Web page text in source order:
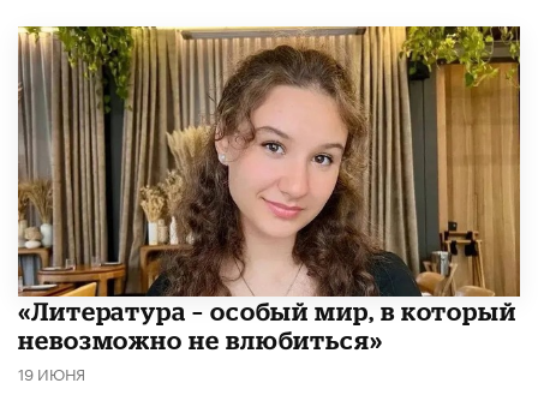
​«Литература – особый мир, в который
невозможно не влюбиться»
19 ИЮНЯ